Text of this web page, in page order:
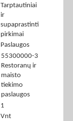
Tarptautiniai
ir
supaprastinti
pirkimai
Paslaugos
55300000-3
Restoranų ir
maisto
tiekimo
paslaugos
1
Vnt